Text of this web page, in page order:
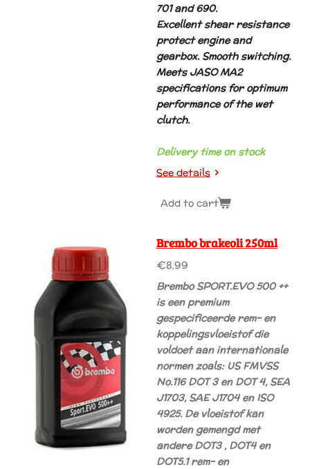
701 and 690.
Excellent shear resistance
protect engine and
gearbox. Smooth switching.
Meets JASO MA2
specifications for optimum
performance of the wet
clutch.
Delivery time on stock
See details
Add to cart
Brembo brakeoli 250ml
€8.99
Brembo SPORT.EVO 500 ++
is een premium
gespecificeerde rem- en
koppelingsvloeistof die
voldoet aan internationale
normen zoals: US FMVSS
No.116 DOT 3 en DOT 4, SEA
J1703, SAE J1704 en ISO
4925. De vloeistof kan
worden gemengd met
andere DOT3 , DOT4 en
DOT5.1 rem- en